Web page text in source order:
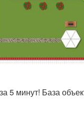
5 минут! База